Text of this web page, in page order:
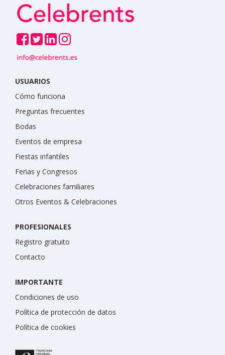
USUARIOS
Cómo funciona
Preguntas frecuentes
Bodas
Eventos de empresa
Fiestas infantiles
Ferias y Congresos
Celebraciones familiares
Otros Eventos & Celebraciones
PROFESIONALES
Registro gratuito
Contacto
IMPORTANTE
Condiciones de uso
Política de protección de datos
Política de cookies